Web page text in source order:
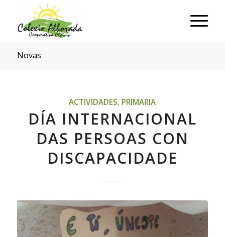
Novas
ACTIVIDADES, PRIMARIA
DÍA INTERNACIONAL
DAS PERSOAS CON
DISCAPACIDADE